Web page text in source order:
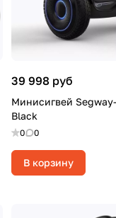
39 998 руб
Минисигвей
Black
0 0
В корзину